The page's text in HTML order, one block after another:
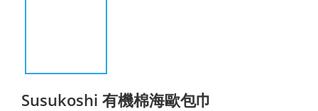
Susukoshi 有機棉海歐包巾